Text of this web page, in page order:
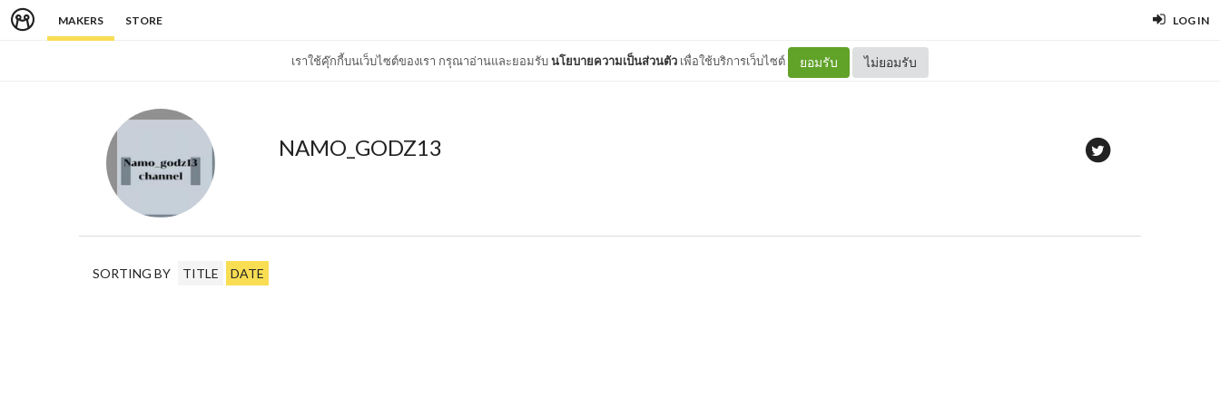
MAKERS STORE LOG IN
เราใช้คุ๊กกี้บนเว็บไซต์ของเรา กรุณาอ่านและยอมรับนโยบายความเป็นส่วนตัว เพื่อใช้บริการเว็บไซต์ ยอมรับ ไม่ยอมรับ
NAMO_GODZ13
SORTING BY TITLE DATE